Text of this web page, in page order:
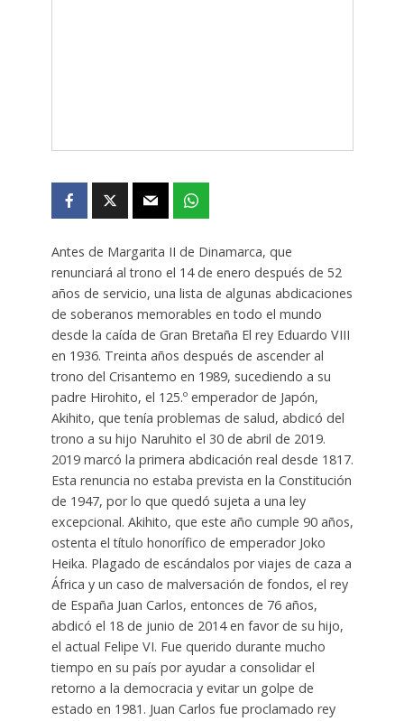
Antes de Margarita II de Dinamarca, que
renunciará al trono el 14 de enero después de 52
años de servicio, una lista de algunas abdicaciones
de soberanos memorables en todo el mundo
desde la caída de Gran Bretaña El rey Eduardo VIII
en 1936. Treinta años después de ascender al
trono del Crisantemo en 1989, sucediendo a su
padre Hirohito, el 125.º emperador de Japón,
Akihito, que tenía problemas de salud, abdicó del
trono a su hijo Naruhito el 30 de abril de 2019.
2019 marcó la primera abdicación real desde 1817.
Esta renuncia no estaba prevista en la Constitución
de 1947, por lo que quedó sujeta a una ley
excepcional. Akihito, que este año cumple 90 años,
ostenta el título honorífico de emperador Joko
Heika. Plagado de escándalos por viajes de caza a
África y un caso de malversación de fondos, el rey
de España Juan Carlos, entonces de 76 años,
abdicó el 18 de junio de 2014 en favor de su hijo,
el actual Felipe VI. Fue querido durante mucho
tiempo en su país por ayudar a consolidar el
retorno a la democracia y evitar un golpe de
estado en 1981. Juan Carlos fue proclamado rey